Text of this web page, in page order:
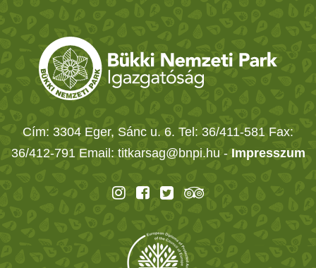
Cím: 3304 Eger, Sánc u. 6. Tel: 36/411-581 Fax:
36/412-791 Email: titkarsag@bnpi.hu - Impresszum